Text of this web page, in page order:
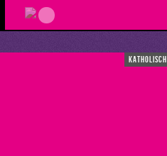
katholisch